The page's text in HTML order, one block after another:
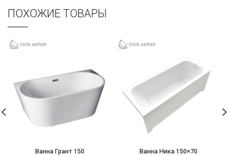
ПОХОЖИЕ ТОВАРЫ
Ванна Грант 150
Ванна Ника 150×70